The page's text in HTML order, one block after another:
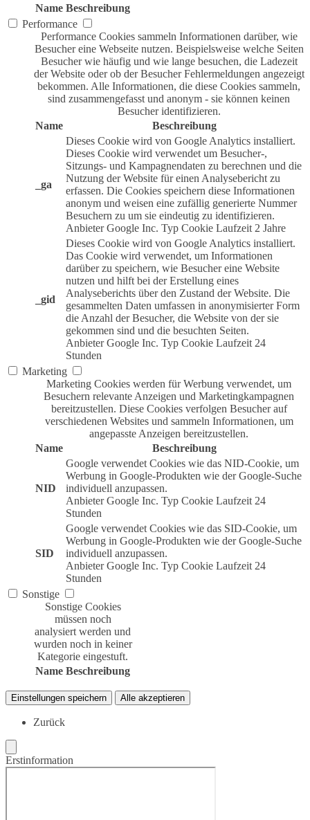
Name Beschreibung
Performance
Performance Cookies sammeln Informationen darüber, wie
Besucher eine Webseite nutzen. Beispielsweise welche Seiten
Besucher wie häufig und wie lange besuchen, die Ladezeit
der Website oder ob der Besucher Fehlermeldungen angezeigt
bekommen. Alle Informationen, die diese Cookies sammeln,
sind zusammengefasst und anonym - sie können keinen
Besucher identifizieren.
Name
Beschreibung
_ga
Dieses Cookie wird von Google Analytics installiert.
Dieses Cookie wird verwendet um Besucher-,
Sitzungs- und Kampagnendaten zu berechnen und die
Nutzung der Website für einen Analysebericht zu
erfassen. Die Cookies speichern diese Informationen
anonym und weisen eine zufällig generierte Nummer
Besuchern zu um sie eindeutig zu identifizieren.
Anbieter Google Inc. Typ Cookie Laufzeit 2 Jahre
_gid
Dieses Cookie wird von Google Analytics installiert.
Das Cookie wird verwendet, um Informationen
darüber zu speichern, wie Besucher eine Website
nutzen und hilft bei der Erstellung eines
Analyseberichts über den Zustand der Website. Die
gesammelten Daten umfassen in anonymisierter Form
die Anzahl der Besucher, die Website von der sie
gekommen sind und die besuchten Seiten.
Anbieter Google Inc. Typ Cookie Laufzeit 24
Stunden
Marketing
Marketing Cookies werden für Werbung verwendet, um
Besuchern relevante Anzeigen und Marketingkampagnen
bereitzustellen. Diese Cookies verfolgen Besucher auf
verschiedenen Websites und sammeln Informationen, um
angepasste Anzeigen bereitzustellen.
Name
Beschreibung
NID
Google verwendet Cookies wie das NID-Cookie, um
Werbung in Google-Produkten wie der Google-Suche
individuell anzupassen.
Anbieter Google Inc. Typ Cookie Laufzeit 24
Stunden
SID
Google verwendet Cookies wie das SID-Cookie, um
Werbung in Google-Produkten wie der Google-Suche
individuell anzupassen.
Anbieter Google Inc. Typ Cookie Laufzeit 24
Stunden
Sonstige
Sonstige Cookies
müssen noch
analysiert werden und
wurden noch in keiner
Kategorie eingestuft.
Name Beschreibung
Einstellungen speichern Alle akzeptieren
Zurück
Erstinformation